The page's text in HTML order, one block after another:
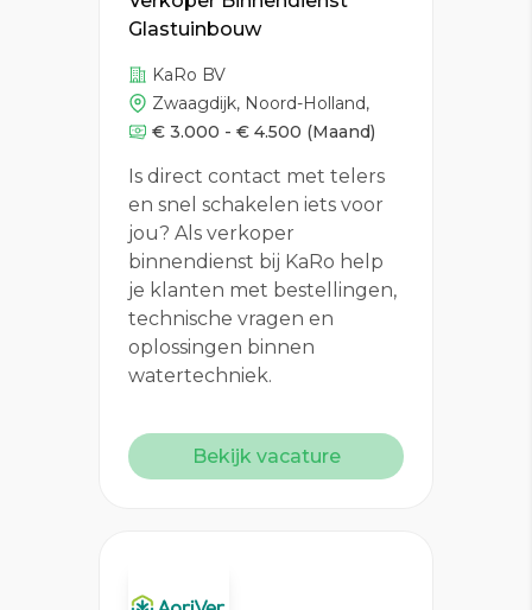
Glastuinbouw
KaRo BV
Zwaagdijk, Noord-Holland,
€ 3.000 - € 4.500 (Maand)
Is direct contact met telers
en snel schakelen iets voor
jou? Als verkoper
binnendienst bij KaRo help
je klanten met bestellingen,
technische vragen en
oplossingen binnen
watertechniek.
Bekijk vacature